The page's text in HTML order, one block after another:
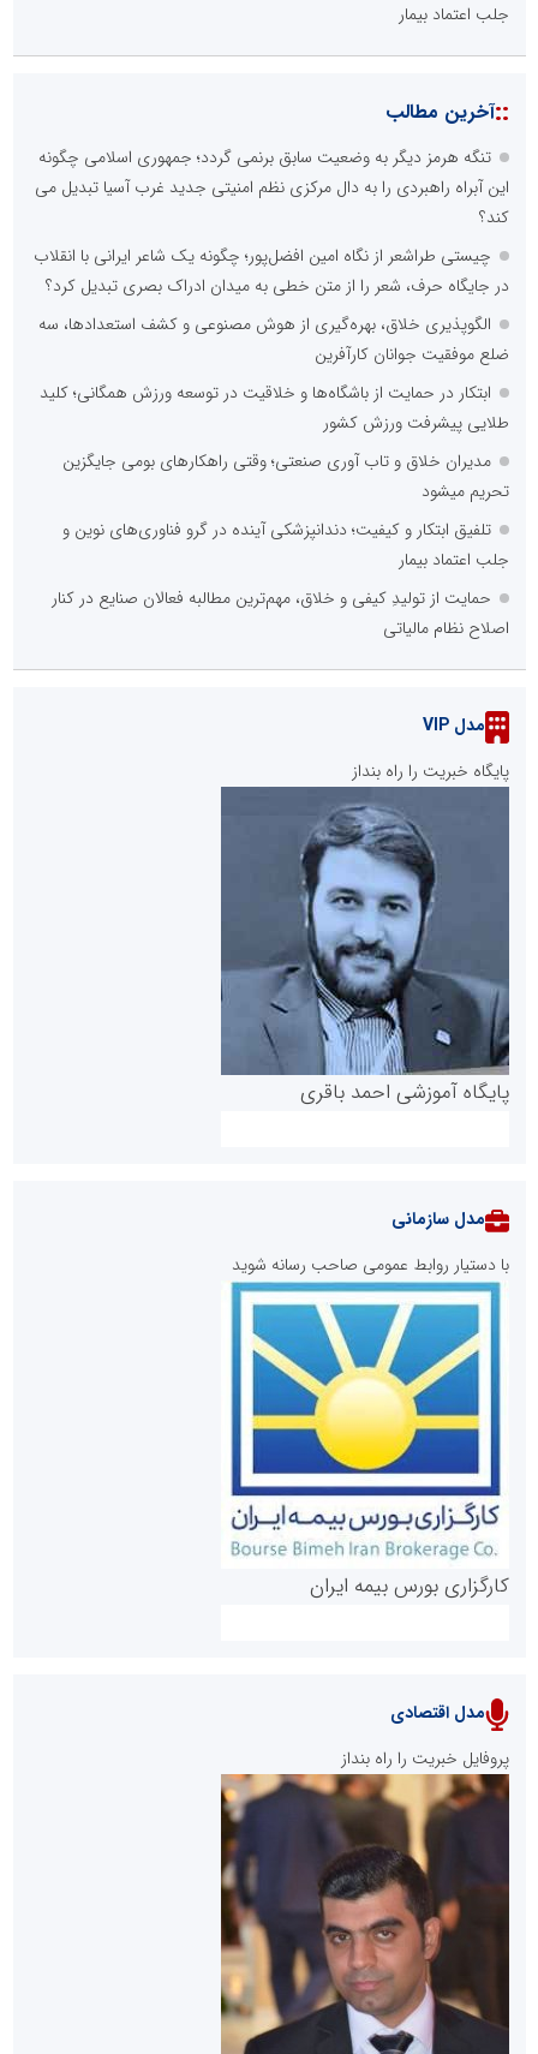
جلب اعتماد بیمار
::آخرین مطالب
تنگه هرمز دیگر به وضعیت سابق برنمی گردد؛ جمهوری اسلامی چگونه
این آبراه راهبردی را به دال مرکزی نظم امنیتی جدید غرب آسیا تبدیل می
کند؟
چیستی طراشعر از نگاه امین افضل‌پور؛ چگونه یک شاعر ایرانی با انقلاب
در جایگاه حرف، شعر را از متن خطی به میدان ادراک بصری تبدیل کرد؟
الگوپذیری خلاق، بهره‌گیری از هوش مصنوعی و کشف استعدادها، سه
ضلع موفقیت جوانان کارآفرین
ابتکار در حمایت از باشگاه‌ها و خلاقیت در توسعه ورزش همگانی؛ کلید
طلایی پیشرفت ورزش کشور
مدیران خلاق و تاب آوری صنعتی؛ وقتی راهکارهای بومی جایگزین
تحریم میشود
تلفیق ابتکار و کیفیت؛ دندانپزشکی آینده در گرو فناوری‌های نوین و
جلب اعتماد بیمار
حمایت از تولیدِ کیفی و خلاق، مهم‌ترین مطالبه فعالان صنایع در کنار
اصلاح نظام مالیاتی
مدل VIP
پایگاه خبریت را راه بنداز
پایگاه آموزشی احمد باقری
روابط عمومی خبرگزاری گزارش خبر
پایگاه خبری نهضت ملی مسکن
مدل سازمانی
با دستیار روابط عمومی صاحب رسانه شوید
کارگزاری بورس بیمه ایران
سازمان بورس و اوراق بهادار
مرجع اخبار موثق در بازارسرمایه
مدل اقتصادی
پروفایل خبریت را راه بنداز